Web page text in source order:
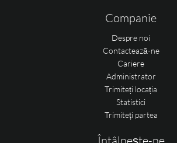
Companie
Despre noi
Contactează-ne
Cariere
Administrator
Trimiteți locația
Statistici
Trimiteți partea